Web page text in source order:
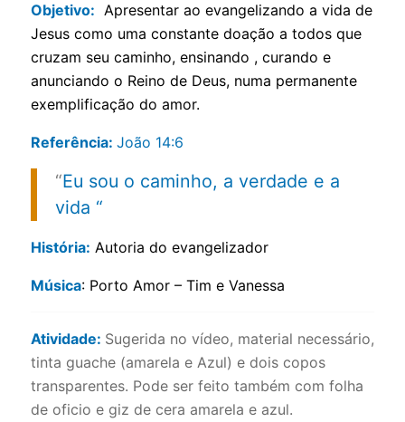
Objetivo: Apresentar ao evangelizando a vida de
Jesus como uma constante doação a todos que
cruzam seu caminho, ensinando , curando e
anunciando o Reino de Deus, numa permanente
exemplificação do amor.
Referência: João 14:6
“Eu sou o caminho, a verdade e a
vida “
História: Autoria do evangelizador
Música: Porto Amor – Tim e Vanessa
Atividade: Sugerida no vídeo, material necessário,
tinta guache (amarela e Azul) e dois copos
transparentes. Pode ser feito também com folha
de oficio e giz de cera amarela e azul.